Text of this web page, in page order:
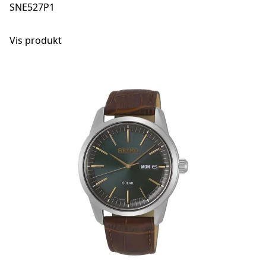
SNE527P1
Vis produkt